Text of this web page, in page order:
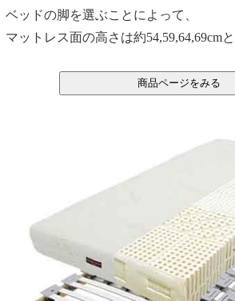
ベッドの脚を選ぶことによって、
マットレス面の高さは約54,59,64,69cmと